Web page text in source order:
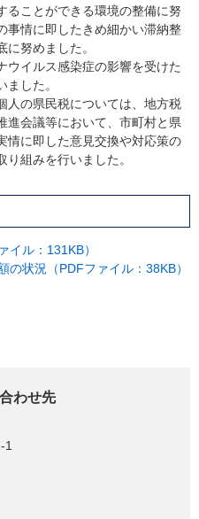
ることができる環境の整備に努
事情に即したきめ細かい滞納整
努めました。
ウイルス感染症の影響を受けた
した。
人の県民税については、地方税
進会議等において、市町村と県
情に即した意見交換や対応策の
組みを行いました。
イル：131KB）
の状況（PDFファイル：38KB）
わせ先
1